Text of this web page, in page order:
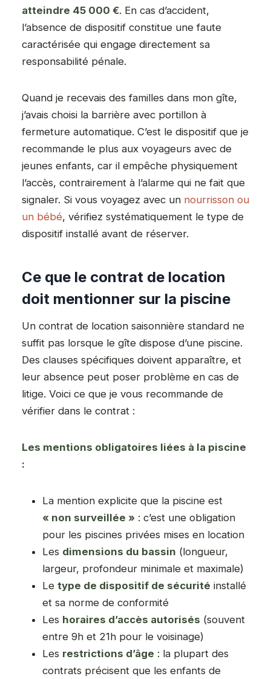
atteindre 45 000 €. En cas d’accident,
l’absence de dispositif constitue une faute
caractérisée qui engage directement sa
responsabilité pénale.
Quand je recevais des familles dans mon gîte,
j’avais choisi la barrière avec portillon à
fermeture automatique. C’est le dispositif que je
recommande le plus aux voyageurs avec de
jeunes enfants, car il empêche physiquement
l’accès, contrairement à l’alarme qui ne fait que
signaler. Si vous voyagez avec un nourrisson ou
un bébé, vérifiez systématiquement le type de
dispositif installé avant de réserver.
Ce que le contrat de location
doit mentionner sur la piscine
Un contrat de location saisonnière standard ne
suffit pas lorsque le gîte dispose d’une piscine.
Des clauses spécifiques doivent apparaître, et
leur absence peut poser problème en cas de
litige. Voici ce que je vous recommande de
vérifier dans le contrat :
Les mentions obligatoires liées à la piscine
:
La mention explicite que la piscine est
« non surveillée » : c’est une obligation
pour les piscines privées mises en location
Les dimensions du bassin (longueur,
largeur, profondeur minimale et maximale)
Le type de dispositif de sécurité installé
et sa norme de conformité
Les horaires d’accès autorisés (souvent
entre 9h et 21h pour le voisinage)
Les restrictions d’âge : la plupart des
contrats précisent que les enfants de